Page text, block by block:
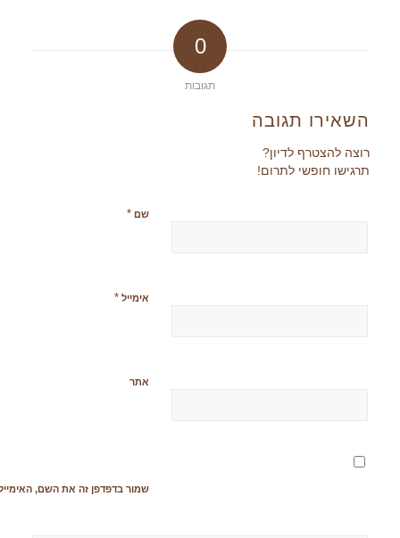
0
תגובות
השאירו תגובה
רוצה להצטרף לדיון?
תרגישו חופשי לתרום!
שם *
אימייל *
אתר
שמור בדפדפן זה את השם,